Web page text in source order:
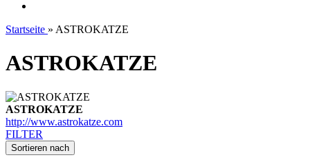
Startseite » ASTROKATZE
ASTROKATZE
ASTROKATZE
http://www.astrokatze.com
FILTER
Sortieren nach